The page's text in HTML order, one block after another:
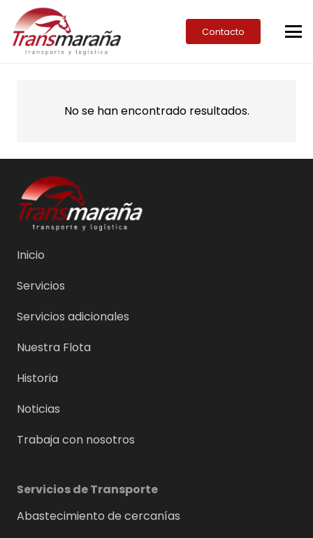
Contacto
No se han encontrado resultados.
Inicio
Servicios
Servicios adicionales
Nuestra Flota
Historia
Noticias
Trabaja con nosotros
Servicios de Transporte
Abastecimiento de cercanías